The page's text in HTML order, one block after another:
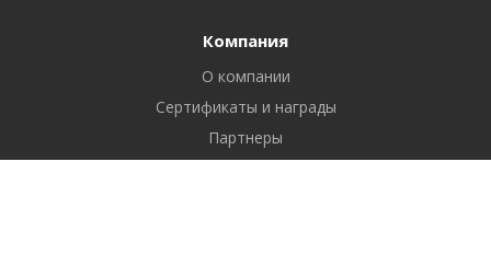
Компания
О компании
Сертификаты и награды
Партнеры